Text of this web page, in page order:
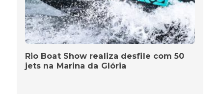
Rio Boat Show realiza desfile com 50
jets na Marina da Glória